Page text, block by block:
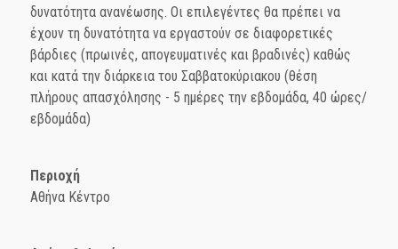
δυνατότητα ανανέωσης. Οι επιλεγέντες θα πρέπει να
έχουν τη δυνατότητα να εργαστούν σε διαφορετικές
βάρδιες (πρωινές, απογευματινές και βραδινές) καθώς
και κατά την διάρκεια του Σαββατοκύριακου (θέση
πλήρους απασχόλησης - 5 ημέρες την εβδομάδα, 40 ώρες/
εβδομάδα)
Περιοχή
Αθήνα Κέντρο